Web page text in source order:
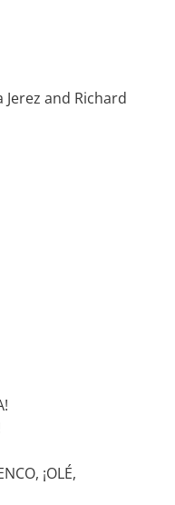
and Richard
¡OLÉ,